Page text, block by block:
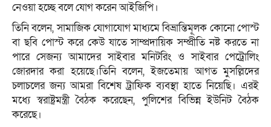
নেওয়া হচ্ছে বলে যোগ করেন আইজিপি।
তিনি বলেন, সামাজিক যোগাযোগ মাধ্যমে বিভ্রান্তিমূলক কোনো পোস্ট
বা ছবি পোস্ট করে কেউ যাতে সাম্প্রদায়িক সম্প্রীতি নষ্ট করতে না
পারে সেজন্য আমাদের সাইবার মনিটরিং ও সাইবার পেট্রোলিং
জোরদার করা হয়েছে।তিনি বলেন, ইজতেমায় আগত মুসল্লিদের
চলাচলের জন্য আমরা বিশেষ ট্রাফিক ব্যবস্থা হাতে নিয়েছি। এরই
মধ্যে স্বরাষ্ট্রমন্ত্রী বৈঠক করেছেন, পুলিশের বিভিন্ন ইউনিট বৈঠক
করেছে।